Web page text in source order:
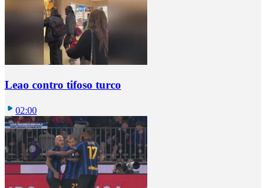
Leao contro tifoso turco
02:00